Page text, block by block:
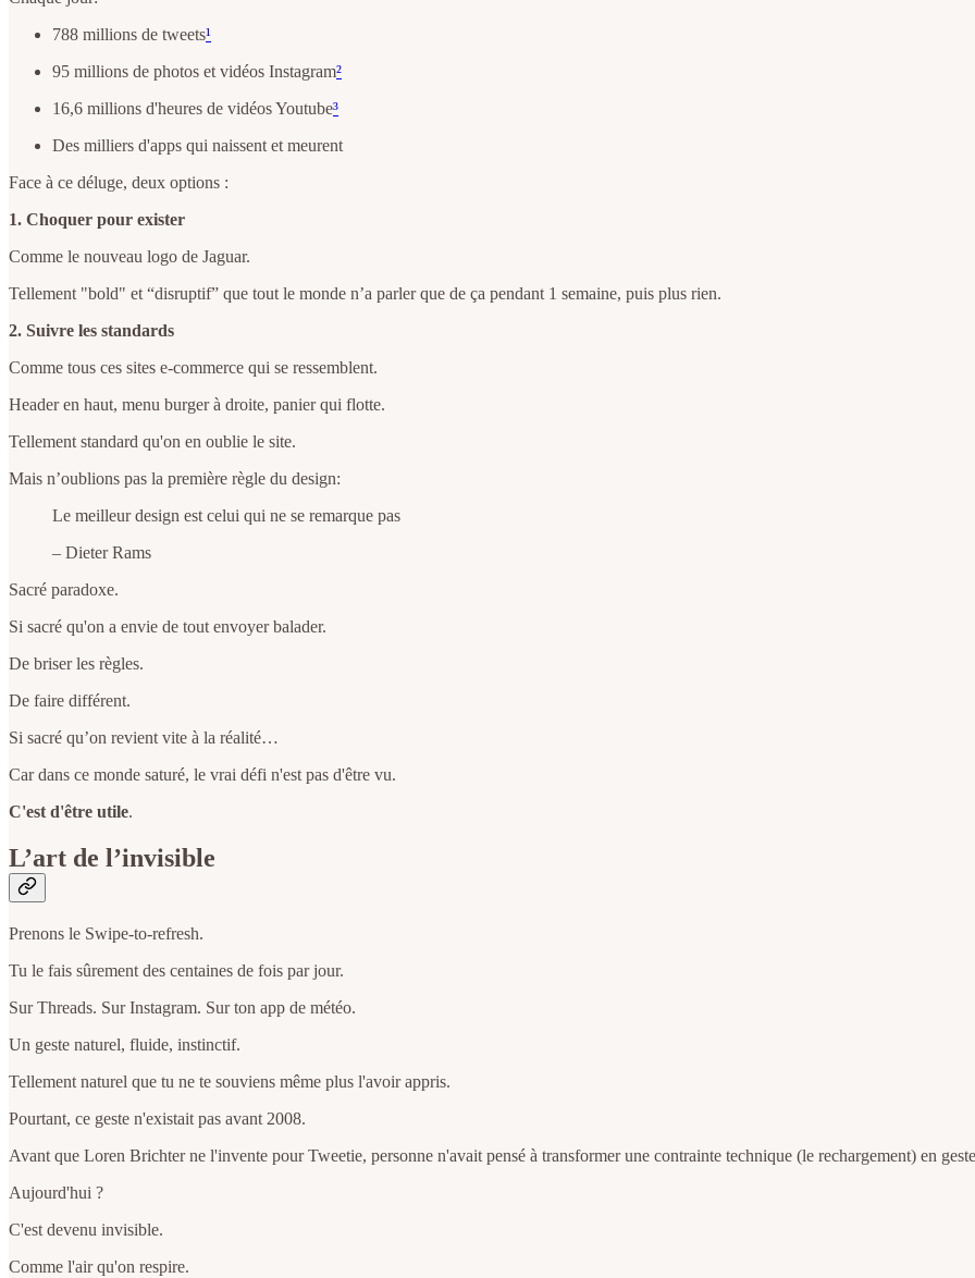
788 millions de tweets¹
95 millions de photos et vidéos Instagram²
16,6 millions d'heures de vidéos Youtube³
Des milliers d'apps qui naissent et meurent
Face à ce déluge, deux options :
1. Choquer pour exister
Comme le nouveau logo de Jaguar.
Tellement "bold" et “disruptif” que tout le monde n’a parler que de ça pendant 1 semaine, puis plus rien.
2. Suivre les standards
Comme tous ces sites e-commerce qui se ressemblent.
Header en haut, menu burger à droite, panier qui flotte.
Tellement standard qu'on en oublie le site.
Mais n’oublions pas la première règle du design:
Le meilleur design est celui qui ne se remarque pas
– Dieter Rams
Sacré paradoxe.
Si sacré qu'on a envie de tout envoyer balader.
De briser les règles.
De faire différent.
Si sacré qu’on revient vite à la réalité…
Car dans ce monde saturé, le vrai défi n'est pas d'être vu.
C'est d'être utile.
L’art de l’invisible
Prenons le Swipe-to-refresh.
Tu le fais sûrement des centaines de fois par jour.
Sur Threads. Sur Instagram. Sur ton app de météo.
Un geste naturel, fluide, instinctif.
Tellement naturel que tu ne te souviens même plus l'avoir appris.
Pourtant, ce geste n'existait pas avant 2008.
Avant que Loren Brichter ne l'invente pour Tweetie, personne n'avait pensé à transformer une contrainte technique (le rechargement) en
Aujourd'hui ?
C'est devenu invisible.
Comme l'air qu'on respire.